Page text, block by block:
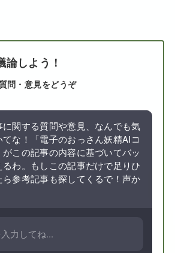
しよう！
問・意見をどうぞ
に関する質問や意見、なんでも気
な！「電子のおっさん妖精AIコ
がこの記事の内容に基づいてバッ
るわ。もしこの記事だけで足りひ
ら参考記事も探してくるで！声か